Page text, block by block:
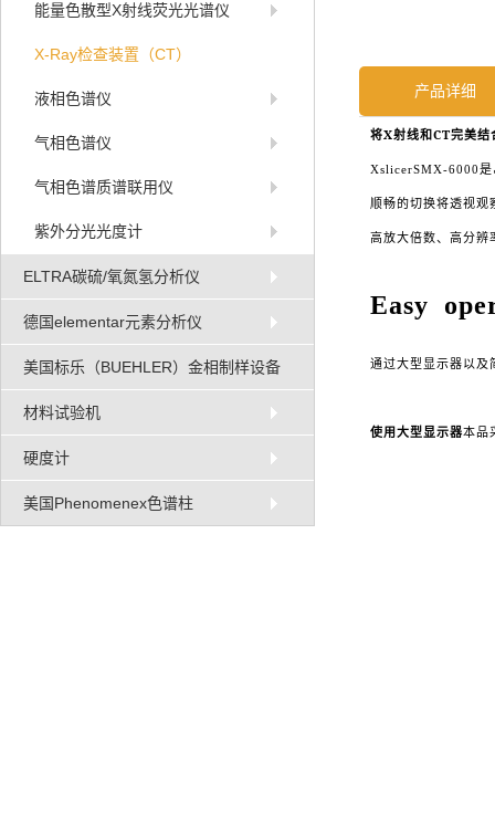
能量色散型X射线荧光光谱仪
X-Ray检查装置（CT）
液相色谱仪
气相色谱仪
气相色谱质谱联用仪
紫外分光光度计
ELTRA碳硫/氧氮氢分析仪
德国elementar元素分析仪
美国标乐（BUEHLER）金相制样设备
材料试验机
硬度计
美国Phenomenex色谱柱
产品详细
将X射线和CT完美结
XslicerSMX-6000是
顺畅的切换将透视观
高放大倍数、高分辨
Easy
通过大型显示器以及
使用大型显示器本品